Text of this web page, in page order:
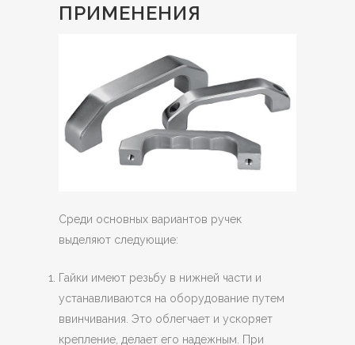
ПРИМЕНЕНИЯ
Среди основных вариантов ручек
выделяют следующие:
Гайки имеют резьбу в нижней части и
устанавливаются на оборудование путем
ввинчивания. Это облегчает и ускоряет
крепление, делает его надежным. При